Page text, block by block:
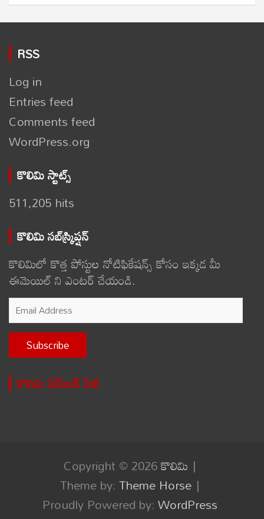
RSS
Log in
Entries feed
Comments feed
WordPress.org
కొలిమి స్టాట్స్
511,205 hits
కొలిమి సబ్‌స్క్రిప్షన్
కొలిమిలో కొత్త పోస్టుల నోటిఫికేషన్స్ కోసం ఇక్కడ మీ
ఈమెయిల్ ని ఎంటర్ చేయండి.
Email
Address
Subscribe
కొలిమి ఫేస్‌బుక్ పేజీ
Copyright © 2026కొలిమి
Theme by:Theme Horse
Proudly Powered by:WordPress